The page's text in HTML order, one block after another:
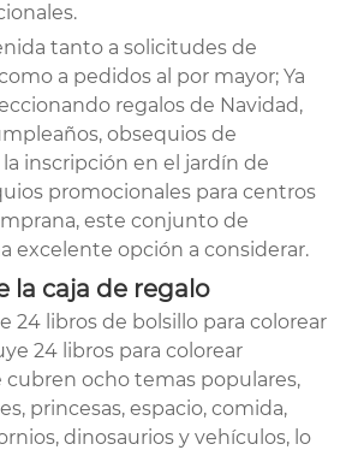
tanto a solicitudes de
a pedidos al por mayor; Ya
regalos de Navidad,
obsequios de
inscripción en el jardín de
promocionales para centros
este conjunto de
excelente opción a considerar.
la caja de regalo
24 libros de bolsillo para colorear
24 libros para colorear
ocho temas populares,
princesas, espacio, comida,
dinosaurios y vehículos, lo